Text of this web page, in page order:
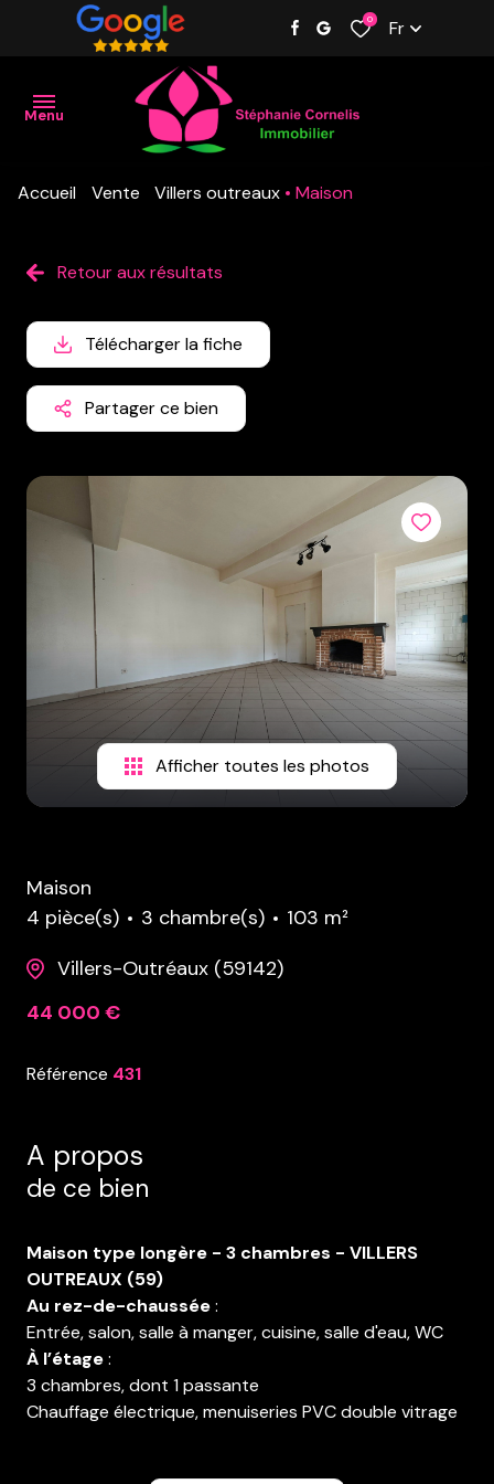
0 Fr
Menu
Nos
Estimation
L'équipe
Contact
Accueil Vente Villers outreaux Maison
Retour aux résultats
Télécharger la fiche
Partager ce bien
Afficher toutes les photos
Maison
4 pièce(s)
3 chambre(s)
103 m²
Villers-Outréaux (59142)
44 000 €
Référence 431
A propos
de ce bien
Maison type longère - 3 chambres - VILLERS
OUTREAUX (59)
Au rez-de-chaussée:
Entrée, salon, salle à manger, cuisine, salle d'eau, WC
À l’étage:
3 chambres, dont 1 passante
Chauffage électrique, menuiseries PVC double vitrage